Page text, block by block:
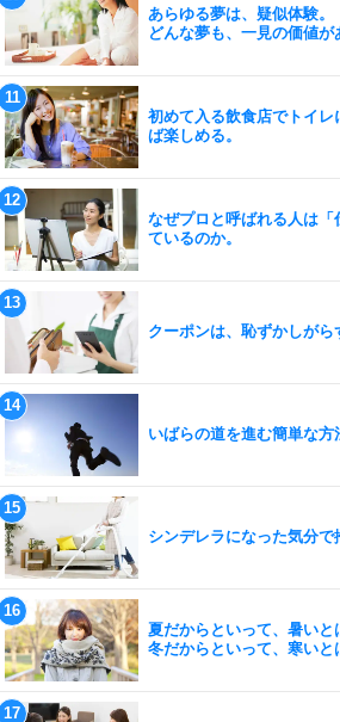
あらゆる夢は、疑似体験。
どんな夢も、一見の価値が
初めて入る飲食店でトイ
ば楽しめる。
なぜプロと呼ばれる人は
ているのか。
クーポンは、恥ずかしがら
いばらの道を進む簡単な方
シンデレラになった気分で
夏だからといって、暑いと
冬だからといって、寒いと